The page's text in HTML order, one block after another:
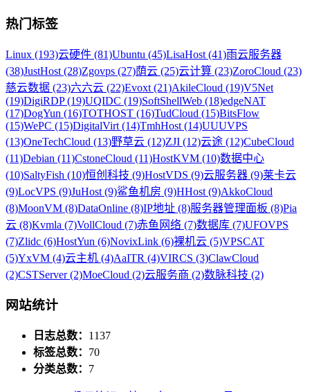
热门标签
Linux (193)云硬件 (81)Ubuntu (45)LisaHost (41)雨云服务器
(38)JustHost (28)Zgovps (27)荫云 (25)云计算 (23)ZoroCloud (23)
慈云数据 (23)六六云 (22)Evoxt (21)AkileCloud (19)V5Net
(19)DigiRDP (19)UQIDC (19)SoftShellWeb (18)edgeNAT
(17)DogYun (16)TOTHOST (16)TudCloud (15)BitsFlow
(15)WePC (15)DigitalVirt (14)TmhHost (14)UUUVPS
(13)OneTechCloud (13)野草云 (12)ZJI (12)云途 (12)CubeCloud
(11)Debian (11)CstoneCloud (11)HostKVM (10)数据中心
(10)SaltyFish (10)恒创科技 (9)HostVDS (9)云服务器 (9)莱卡云
(9)LocVPS (9)JuHost (9)鲨鱼机房 (9)HHost (9)AkkoCloud
(8)MoonVM (8)DataOnline (8)IP地址 (8)服务器管理面板 (8)Pia
云 (8)Kvmla (7)VollCloud (7)赤鱼网络 (7)数据库 (7)UFOVPS
(7)Zlidc (6)HostYun (6)NovixLink (6)裸机云 (5)VPSCAT
(5)YxVM (4)云主机 (4)AaITR (4)VIRCS (3)ClawCloud
(2)CSTServer (2)MoeCloud (2)云服务商 (2)数脉科技 (2)
网站统计
日志总数： 1137
标签总数： 70
分类总数： 7